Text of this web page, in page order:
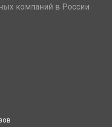
компаний в России